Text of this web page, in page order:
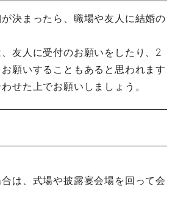
決まったら、職場や友人に結婚の
友人に受付のお願いをしたり、2
願いすることもあると思われます
せた上でお願いしましょう。
は、式場や披露宴会場を回って会